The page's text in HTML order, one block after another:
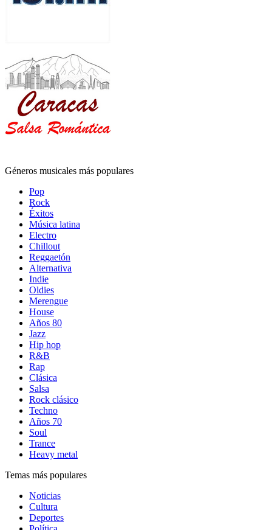
Géneros musicales más populares
Pop
Rock
Éxitos
Música latina
Electro
Chillout
Reggaetón
Alternativa
Indie
Oldies
Merengue
House
Años 80
Jazz
Hip hop
R&B
Rap
Clásica
Salsa
Rock clásico
Techno
Años 70
Soul
Trance
Heavy metal
Temas más populares
Noticias
Cultura
Deportes